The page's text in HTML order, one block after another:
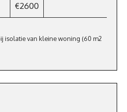
€2600
isolatie van kleine woning (60 m2